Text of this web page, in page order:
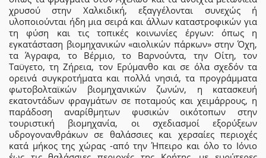
χρυσού στην Χαλκιδική, εξαγγέλονται συνεχώς ή
υλοποιούνται ήδη μια σειρά και άλλων καταστροφικών για
τη φύση και τις τοπικές κοινωνίες έργων: όπως η
εγκατάσταση βιομηχανικών «αιολικών πάρκων» στην Όχη,
τα Άγραφα, το Βέρμιο, το Βαρνούντα, την Οίτη, τον
Ταϋγετο, τη Ζήρεια, τον Ερύμανθο και σε όλα σχεδόν τα
ορεινά συγκροτήματα και πολλά νησιά, τα προγράμματα
φωτοβολταϊκών βιομηχανικών ζωνών, η κατασκευή
εκατοντάδων φραγμάτων σε ποταμούς και χειμάρρους, η
παράδοση αναρίθμητων φυσικών οικότοπων στην
τουριστική βιομηχανία, οι σχεδιασμοί εξορύξεων
υδρογονανθράκων σε θαλάσσιες και χερσαίες περιοχές
κατά μήκος της χώρας -από την Ήπειρο και όλο το Ιόνιο